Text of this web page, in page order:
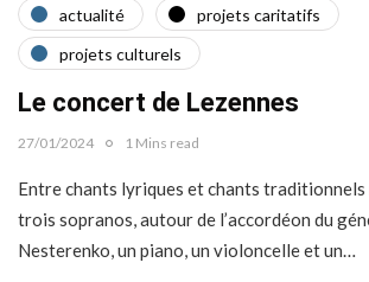
actualité
projets caritatifs
projets culturels
Le concert de Lezennes
27/01/2024 1 Mins read
Entre chants lyriques et chants
trois sopranos, autour de l’accordéon du
Nesterenko, un piano, un violoncelle et un…